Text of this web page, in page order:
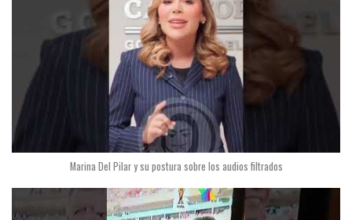
Marina Del Pilar y su postura sobre los audios filtrados